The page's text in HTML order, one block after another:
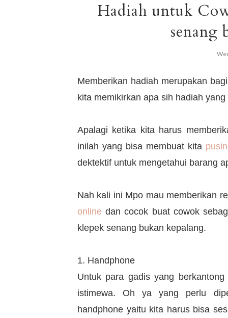
Hadiah untuk
senang
Memberikan hadiah merupakan
kita memikirkan apa sih hadiah
Apalagi ketika kita harus
inilah yang bisa membuat kita
dektektif untuk mengetahui barang
Nah kali ini Mpo mau memberikan
online dan cocok buat cowok
klepek senang bukan kepalang.
1. Handphone
Untuk para gadis yang
istimewa. Oh ya yang perlu
handphone yaitu kita harus bisa